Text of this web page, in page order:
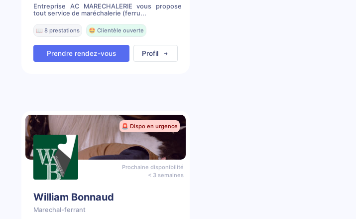
Entreprise AC MARECHALERIE vous propose
tout service de maréchalerie (ferru...
📖 8 prestations 🤩 Clientèle ouverte
Prendre rendez-vous Profil
🚨 Dispo en urgence
Prochaine disponibilité
< 3 semaines
William Bonnaud
Marechal-ferrant